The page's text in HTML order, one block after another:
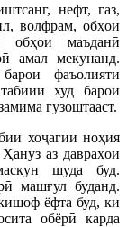
нефт, газ,
волфрам, обҳои
обҳои маъданӣ
амал мекунанд.
фаъолияти
худ барои
гузоштааст.
хоҷагии ноҳия
аз давраҳои
шуда буд.
машғул буданд.
ёфта буд, ки
обёрӣ карда